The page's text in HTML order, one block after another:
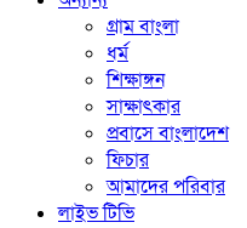
গ্রাম বাংলা
ধর্ম
শিক্ষাঙ্গন
সাক্ষাৎকার
প্রবাসে বাংলাদেশ
ফিচার
আমাদের পরিবার
লাইভ টিভি